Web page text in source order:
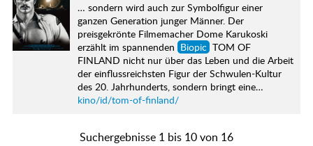
… sondern wird auch zur Symbolfigur einer
ganzen Generation junger Männer. Der
preisgekrönte Filmemacher Dome Karukoski
erzählt im spannenden Biopic TOM OF
FINLAND nicht nur über das Leben und die Arbeit
der einflussreichsten Figur der Schwulen-Kultur
des 20. Jahrhunderts, sondern bringt eine…
kino/id/tom-of-finland/
Suchergebnisse 1 bis 10 von 16